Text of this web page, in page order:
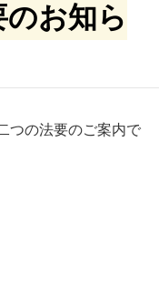
お知ら
つの法要のご案内で